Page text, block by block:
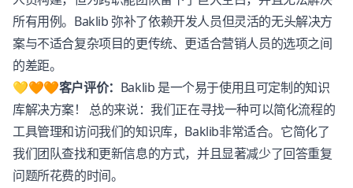
所有用例。 Baklib 弥补了依赖开发人员但灵活的无头解决方
案与不适合复杂项目的更传统、更适合营销人员的选项之间
的差距。
💛🧡🧡客户评价： Baklib是一个易于使用且可定制的知识
库解决方案！ 总的来说：我们正在寻找一种可以简化流程的
工具管理和访问我们的知识库， Baklib非常适合。它简化了
我们团队查找和更新信息的方式，并且显著减少了回答重复
问题所花费的时间。